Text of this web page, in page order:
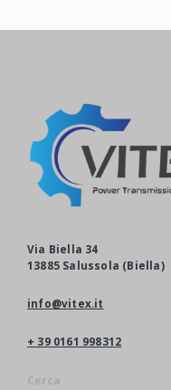
Via Biella 34
13885 Salussola (Biella)
info@vitex.it
+ 39 0161 998312
Cerca